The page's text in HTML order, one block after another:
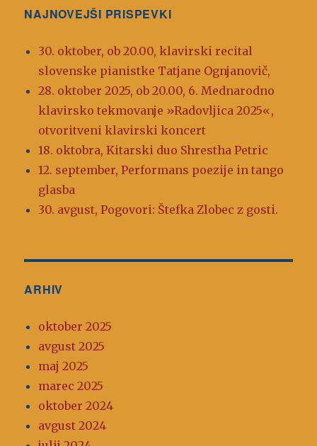
NAJNOVEJŠI PRISPEVKI
30. oktober, ob 20.00, klavirski recital
slovenske pianistke Tatjane Ognjanovič,
28. oktober 2025, ob 20.00, 6. Mednarodno
klavirsko tekmovanje »Radovljica 2025«,
otvoritveni klavirski koncert
18. oktobra, Kitarski duo Shrestha Petric
12. september, Performans poezije in tango
glasba
30. avgust, Pogovori: Štefka Zlobec z gosti.
ARHIV
oktober 2025
avgust 2025
maj 2025
marec 2025
oktober 2024
avgust 2024